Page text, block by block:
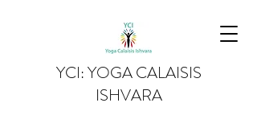
YCI: YOGA CALAISIS
ISHVARA